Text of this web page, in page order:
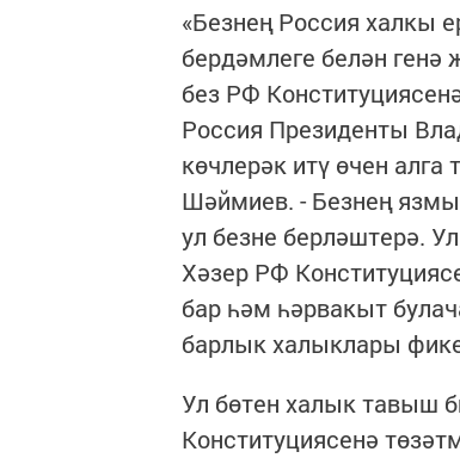
«Безнең Россия халкы
бердәмлеге белән генә
без РФ
Россия Президенты
көчлерәк итү өчен
Шәймиев. - Безнең
ул безне берләштерә.
Хәзер РФ
бар һәм һәрвакыт
барлык халыклары
Ул бөтен халык тавыш
Конституциясенә